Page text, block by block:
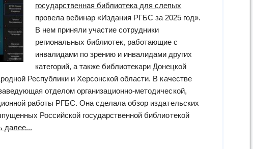
государственная библиотека для слепых
провела вебинар «Издания РГБС за 2025 год».
В нем приняли участие сотрудники
региональных библиотек, работающие с
инвалидами по зрению и инвалидами других
категорий, а также библиотекари Донецкой
Республики и Херсонской области. В качестве
отделом организационно-методической,
работы РГБС. Она сделала обзор издательских
Российской государственной библиотекой
далее...